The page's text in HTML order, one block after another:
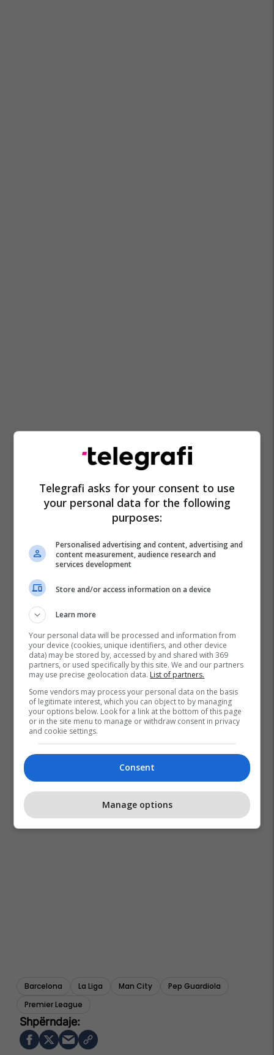
Barcelona La Liga Man City
Pep Guardiola
Premier League
Telegrafi asks for your consent to use
your personal data for the following
purposes:
Personalised advertising and content, advertising and
content measurement, audience research and
services development
Store and/or access information on a device
Learn more
Your personal data will be processed and information from
your device (cookies, unique identifiers, and other device
data) may be stored by, accessed by and shared with 369
partners, or used specifically by this site. We and our partners
may use precise geolocation data. List of partners.
Some vendors may process your personal data on the basis
of legitimate interest, which you can object to by managing
your options below. Look for a link at the bottom of this page
or in the site menu to manage or withdraw consent in privacy
and cookie settings.
Consent
Manage options